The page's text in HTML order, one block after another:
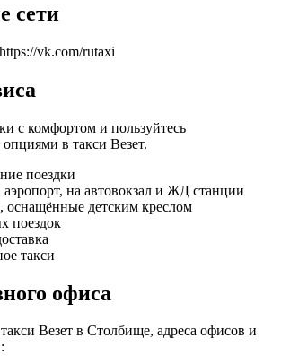
сети
https://vk.com/rutaxi
с комфортом и пользуйтесь
в такси Везет.
поездки
на автовокзал и ЖД станции
оснащённые детским креслом
поездок
такси
офиса
Везет в Столбище, адреса офисов и